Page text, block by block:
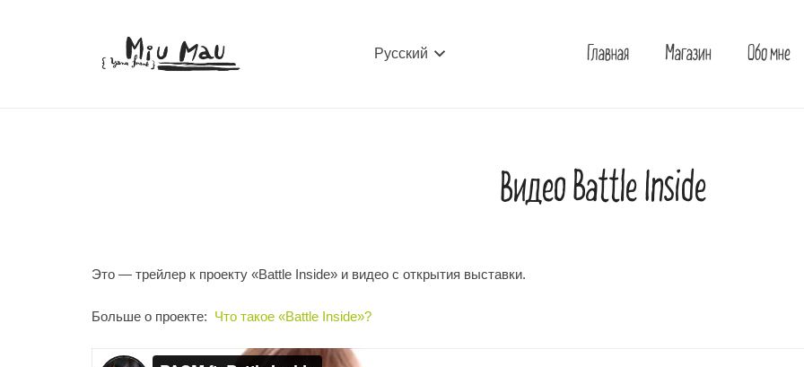
Русский Главная Магазин Обо мне
Видео Battle Inside
Это — трейлер к проекту «Battle Inside» и видео с открытия выставки.
Больше о проекте: Что такое «Battle Inside»?